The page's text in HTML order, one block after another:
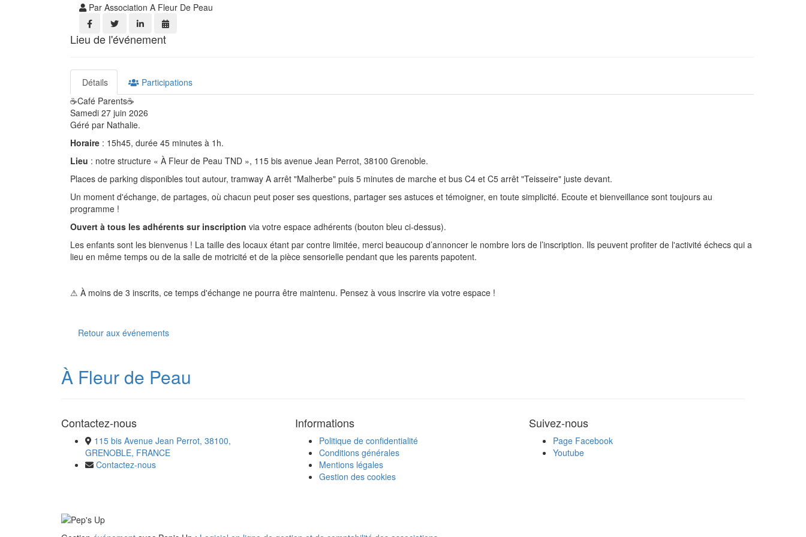
Par Association A Fleur De Peau
Lieu de l'événement
Détails
Participations
☕Café Parents☕
Samedi 27 juin 2026
Géré par Nathalie.
Horaire : 15h45, durée 45 minutes à 1h.
Lieu : notre structure « À Fleur de Peau TND », 115 bis avenue Jean Perrot, 38100 Grenoble.
Places de parking disponibles tout autour, tramway A arrêt "Malherbe" puis 5 minutes de marche et bus C4 et C5 arrêt "Teisseire" juste devant.
Un moment d'échange, de partages, où chacun peut poser ses questions, partager ses astuces et témoigner, en toute simplicité. Ecoute et bienveillance sont toujours au
programme !
Ouvert à tous les adhérents sur inscription via votre espace adhérents (bouton bleu ci-dessus).
Les enfants sont les bienvenus ! La taille des locaux étant par contre limitée, merci beaucoup d’annoncer le nombre lors de l’inscription. Ils peuvent profiter de l'activité échecs qui a
lieu en même temps ou de la salle de motricité et de la pièce sensorielle pendant que les parents papotent.
⚠ À moins de 3 inscrits, ce temps d'échange ne pourra être maintenu. Pensez à vous inscrire via votre espace !
Retour aux événements
À Fleur de Peau
Contactez-nous
115 bis Avenue Jean Perrot, 38100,
GRENOBLE, FRANCE
Contactez-nous
Informations
Politique de confidentialité
Conditions générales
Mentions légales
Gestion des cookies
Suivez-nous
Page Facebook
Youtube